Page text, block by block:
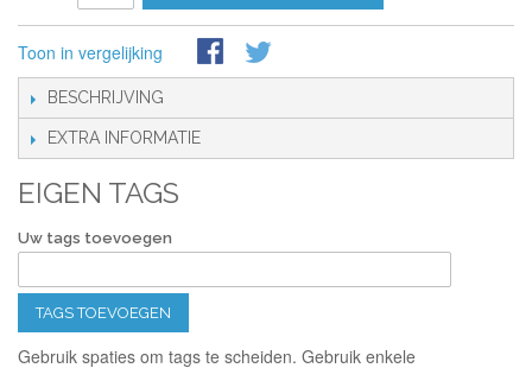
Toon in vergelijking
BESCHRIJVING
EXTRA INFORMATIE
EIGEN TAGS
Uw tags toevoegen
TAGS TOEVOEGEN
Gebruik spaties om tags te scheiden. Gebruik enkele